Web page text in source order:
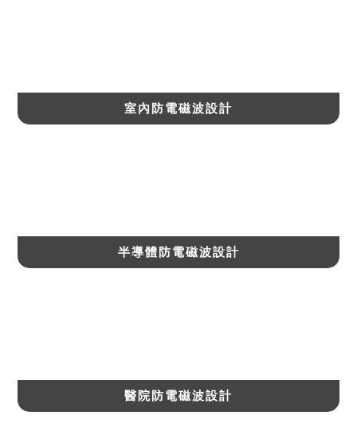
室內防電磁波設計
半導體防電磁波設計
醫院防電磁波設計